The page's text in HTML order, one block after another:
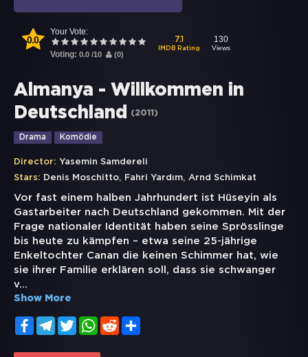
0.0
Your Vote:
Voting: 0.0 /10 (0)
7.1
IMDB Rating
130
Views
Almanya - Willkommen in
Deutschland
(2011 )
Drama Komödie
Director: Yasemin Samdereli
Stars: Denis Moschitto, Fahri Yardım, Arnd Schimkat
Vor fast einem halben Jahrhundert ist Hüseyin als
Gastarbeiter nach Deutschland gekommen. Mit der
Frage nationaler Identität haben seine Sprösslinge
bis heute zu kämpfen – etwa seine 25-jährige
Enkeltochter Canan die keinen Schimmer hat, wie
sie ihrer Familie erklären soll, dass sie schwanger
v...
Show More
FacebookTelegramTwitterWhatsApp
Reddit